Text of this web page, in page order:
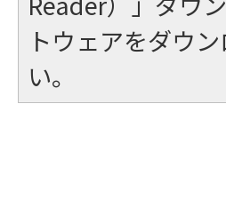
トウェアをダウ
い。